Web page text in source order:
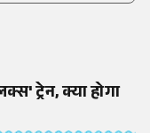
ट्रेन, क्या होगा